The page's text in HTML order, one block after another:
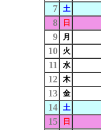
7 土
8 日
9 月
10 火
11 水
12 木
13 金
14 土
15 日